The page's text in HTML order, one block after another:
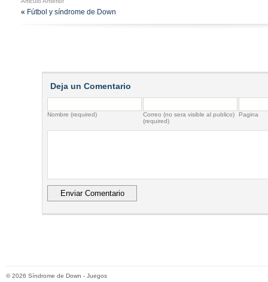
« Fútbol y síndrome de Down
Deja un Comentario
Nombre (required)
Correo (no sera visible al publico)
(required)
Pagina
© 2026 Síndrome de Down - Juegos